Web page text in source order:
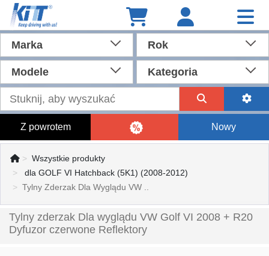
Marka Rok
Modele Kategoria
Z powrotem Nowy
Wszystkie produkty
dla GOLF VI Hatchback (5K1) (2008-2012)
Tylny Zderzak Dla Wyglądu VW ..
Tylny zderzak Dla wyglądu VW Golf VI 2008 + R20
Dyfuzor czerwone Reflektory